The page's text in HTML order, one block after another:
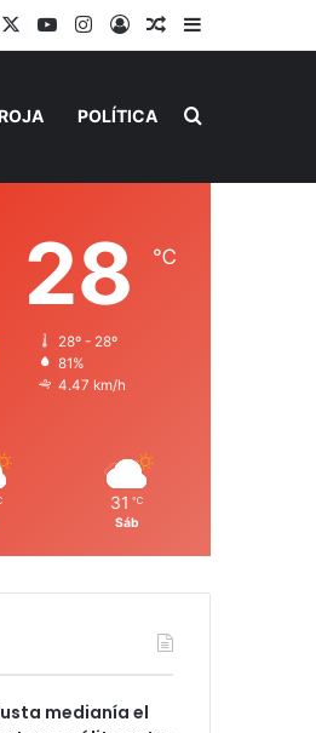
YouTubeInstagram
AccesoPublicación al
Barra lateral
POLÍTICA Buscar por
28 ℃
28º - 28º
81%
4.47 km/h
31 ℃
Sáb
medianía el